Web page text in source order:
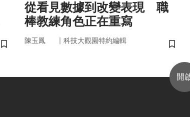
儲存書籤
從看見數據到改變表現 職
棒教練角色正在重寫
陳玉鳳 ｜ 科技大觀園特約編輯
儲存
開